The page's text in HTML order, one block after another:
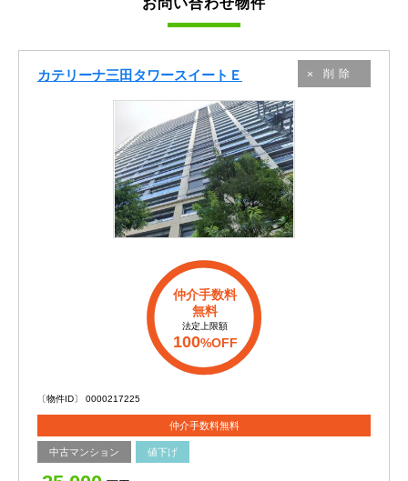
お問い合わせ物件
カテリーナ三田タワースイートＥ 削除
仲介手数料
無料
法定上限額
100%OFF
〔物件ID〕 0000217225
仲介手数料無料
中古マンション 値下げ